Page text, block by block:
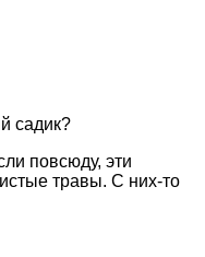
садик?
повсюду, эти
травы. С них-то